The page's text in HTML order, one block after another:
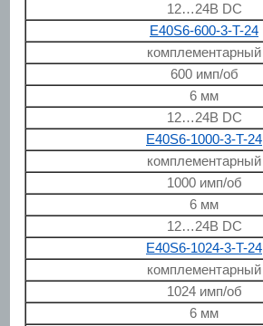
12…24В DC
E40S6-600-3-T-24
комплементарный
600 имп/об
6 мм
12…24В DC
E40S6-1000-3-T-24
комплементарный
1000 имп/об
6 мм
12…24В DC
E40S6-1024-3-T-24
комплементарный
1024 имп/об
6 мм